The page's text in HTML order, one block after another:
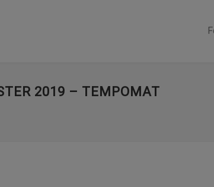
2019 – TEMPOMAT